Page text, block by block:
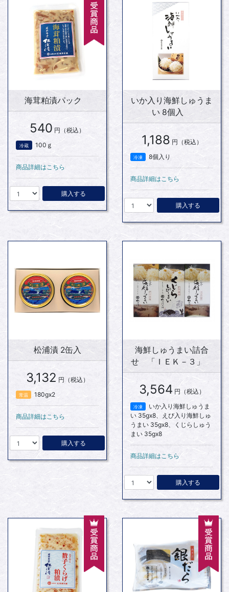
海茸粕漬パック
540 円（税込）
冷蔵 100ｇ
商品詳細はこちら
購入する
いか入り海鮮しゅうま
い 8個入
1,188 円（税込）
冷凍 8個入り
商品詳細はこちら
購入する
松浦漬 2缶入
3,132 円（税込）
常温 180gx2
商品詳細はこちら
購入する
海鮮しゅうまい詰合
せ 「ＩＥＫ－３」
3,564 円（税込）
冷凍
いか入り海鮮しゅうま
い 35gx8、えび入り海鮮しゅ
うまい 35gx8、くじらしゅう
まい 35gx8
商品詳細はこちら
購入する